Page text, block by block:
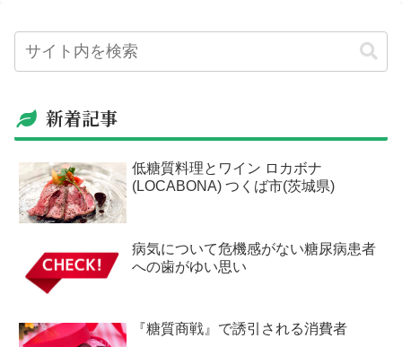
新着記事
低糖質料理とワイン ロカボナ
(LOCABONA) つくば市(茨城県)
病気について危機感がない糖尿病患者
への歯がゆい思い
『糖質商戦』で誘引される消費者